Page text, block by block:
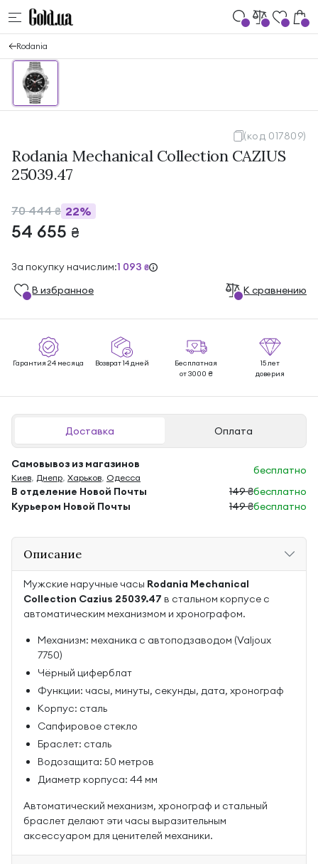
Rodania
(код 017809)
Rodania Mechanical Collection CAZIUS
25039.47
70 444₴ 22%
54 655 ₴
За покупку начислим:1 093 ₴
В избранноe К сравнению
Гарантия 24 месяца Возврат 14 дней
Бесплатная
от 3000 ₴
15 лет
доверия
Доставка Оплата
Самовывоз из магазинов
Киев, Днепр, Харьков, Одесса
бесплатно
В отделение Новой Почты
149 ₴бесплатно
Курьером Новой Почты
149 ₴бесплатно
Описание
Мужские наручные часы Rodania Mechanical
Collection Cazius 25039.47 в стальном корпусе с
автоматическим механизмом и хронографом.
Механизм: механика с автоподзаводом (Valjoux
7750)
Чёрный циферблат
Функции: часы, минуты, секунды, дата, хронограф
Корпус: сталь
Сапфировое стекло
Браслет: сталь
Водозащита: 50 метров
Диаметр корпуса: 44 мм
Автоматический механизм, хронограф и стальный
браслет делают эти часы выразительным
аксессуаром для ценителей механики.